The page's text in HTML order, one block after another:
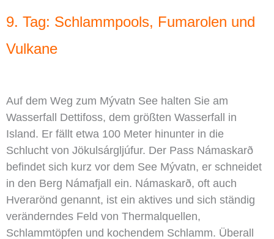
9. Tag: Schlammpools, Fumarolen und
Vulkane
Auf dem Weg zum Mývatn See halten Sie am
Wasserfall Dettifoss, dem größten Wasserfall in
Island. Er fällt etwa 100 Meter hinunter in die
Schlucht von Jökulsárgljúfur. Der Pass Námaskarð
befindet sich kurz vor dem See Mývatn, er schneidet
in den Berg Námafjall ein. Námaskarð, oft auch
Hverarönd genannt, ist ein aktives und sich ständig
veränderndes Feld von Thermalquellen,
Schlammtöpfen und kochendem Schlamm. Überall